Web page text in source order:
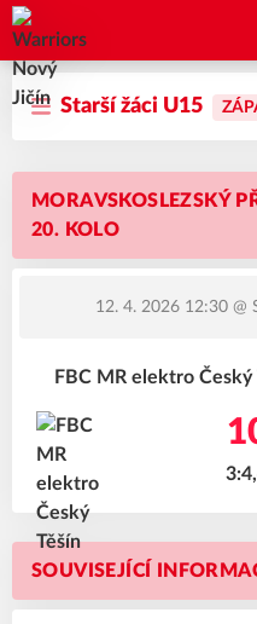
Warriors Nový Jičín
Starší žáci U15
MORAVSKOSLEZSKÝ
20. KOLO
12. 4. 2026 12:30@
FBC MR elektro
SOUVISEJÍCÍ